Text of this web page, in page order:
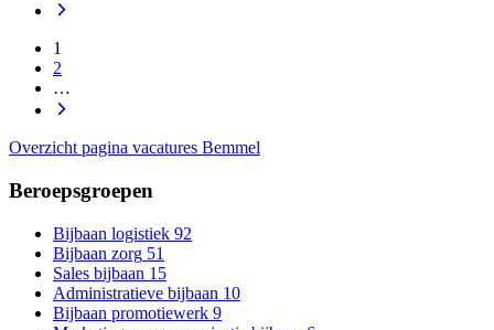
1
2
…
Overzicht pagina vacatures Bemmel
Beroepsgroepen
Bijbaan logistiek 92
Bijbaan zorg 51
Sales bijbaan 15
Administratieve bijbaan 10
Bijbaan promotiewerk 9